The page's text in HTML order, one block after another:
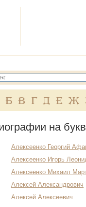
Б В Г Д Е Ж
на
Алексеенко Георгий
Алексеенко Игорь
Алексеенко Михаил
Алексей Александрович
Алексей Алексеевич